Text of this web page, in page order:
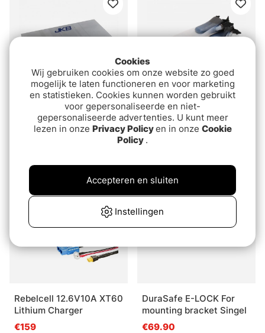
JKB Transducer Mount,
no-drill
Keeper Fins
€75.90
Rebelcell 12.6V10A XT60
Lithium Charger
€159
DuraSafe E-LOCK For
mounting bracket Singel
€69.90
Cookies
Wij gebruiken cookies om onze website zo goed
mogelijk te laten functioneren en voor marketing
en statistieken. Cookies kunnen worden gebruikt
voor gepersonaliseerde en niet-
gepersonaliseerde advertenties. U kunt meer
lezen in onze Privacy Policyen in onze Cookie
Policy .
Instellingen
Accepteren en sluiten